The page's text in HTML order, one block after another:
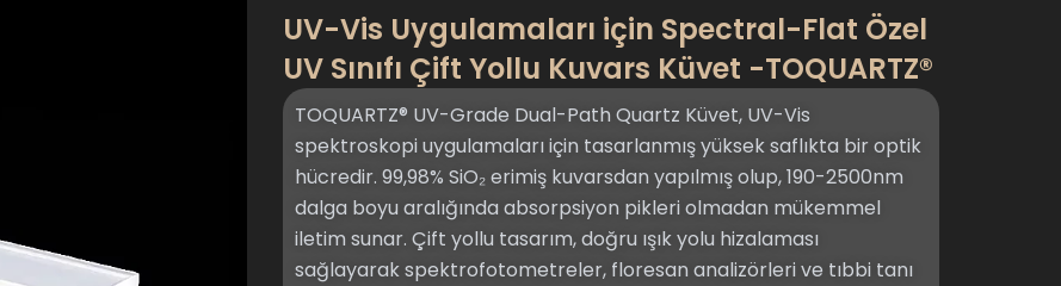
UV-Vis Uygulamaları için Spectral-Flat Özel
UV Sınıfı Çift Yollu Kuvars Küvet -TOQUARTZ®
TOQUARTZ® UV-Grade Dual-Path Quartz Küvet, UV-Vis
spektroskopi uygulamaları için tasarlanmış yüksek saflıkta bir optik
hücredir. 99,98% SiO₂ erimiş kuvarsdan yapılmış olup, 190-2500nm
dalga boyu aralığında absorpsiyon pikleri olmadan mükemmel
iletim sunar. Çift yollu tasarım, doğru ışık yolu hizalaması
sağlayarak spektrofotometreler, floresan analizörleri ve tıbbi tanı